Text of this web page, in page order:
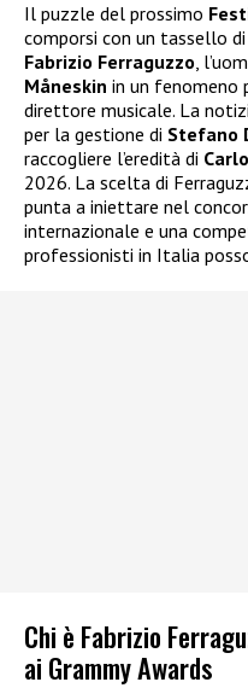
Il puzzle del prossimo
comporsi con un tassello
Fabrizio Ferraguzzo,
Måneskin in un fenomeno
direttore musicale. La
per la gestione di Stefano
raccogliere l’eredità di
2026. La scelta di
punta a iniettare nel
internazionale e una
professionisti in Italia
Chi è Fabrizio
ai Grammy Awards